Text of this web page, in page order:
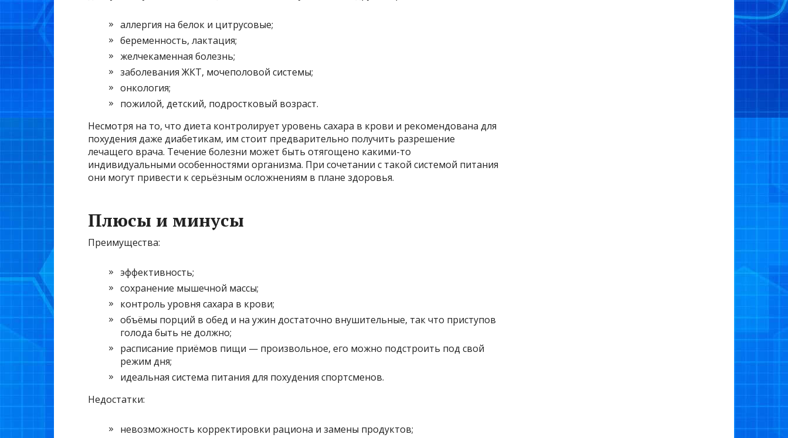
аллергия на белок и цитрусовые;
беременность, лактация;
желчекаменная болезнь;
заболевания ЖКТ, мочеполовой системы;
онкология;
пожилой, детский, подростковый возраст.
Несмотря на то, что диета контролирует уровень сахара в крови и рекомендована для
похудения даже диабетикам, им стоит предварительно получить разрешение
лечащего врача. Течение болезни может быть отягощено какими-то
индивидуальными особенностями организма. При сочетании с такой системой питания
они могут привести к серьёзным осложнениям в плане здоровья.
Плюсы и минусы
Преимущества:
эффективность;
сохранение мышечной массы;
контроль уровня сахара в крови;
объёмы порций в обед и на ужин достаточно внушительные, так что приступов
голода быть не должно;
расписание приёмов пищи — произвольное, его можно подстроить под свой
режим дня;
идеальная система питания для похудения спортсменов.
Недостатки:
невозможность корректировки рациона и замены продуктов;